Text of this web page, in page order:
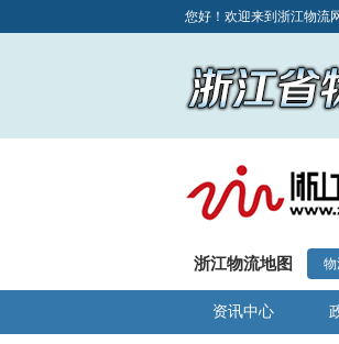
您好！欢迎来到浙江物流
浙江物流地图 物
资讯中心